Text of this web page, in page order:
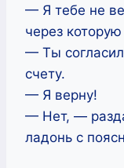
— Я тебе не
через
— Ты
счету.
— Я верну!
— Нет, —
ладонь с